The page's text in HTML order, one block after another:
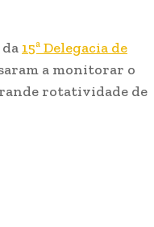
15ª Delegacia de
a monitorar o
rotatividade de